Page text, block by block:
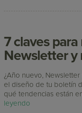
7 claves
Newsletter y
¿Año nuevo,
el diseño de tu boletín
qué tendencias están
leyendo